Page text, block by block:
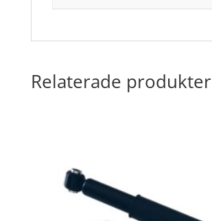
Relaterade produkter